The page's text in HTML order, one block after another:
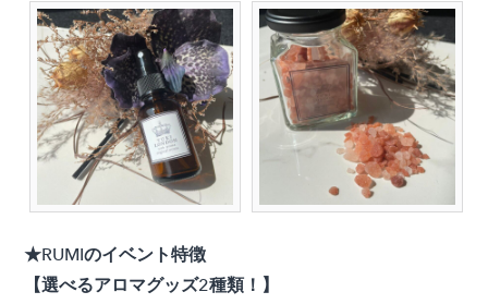
★RUMIのイベント特徴
【選べるアロマグッズ2種類！】